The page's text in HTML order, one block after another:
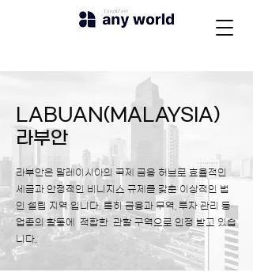
LABUAN(MALAYSIA)
라부안
라부안은 말레이시아의 국제 금융 허브로 효율적인
세금과 안정적인 비니지스 규제를 갖춘 이상적인 법
인 설립 지역 입니다. 특히 금융과 무역, 투자 관리 등
업종의 활동에 적합한 관할 구역으로 인정 받고 있습
니다.